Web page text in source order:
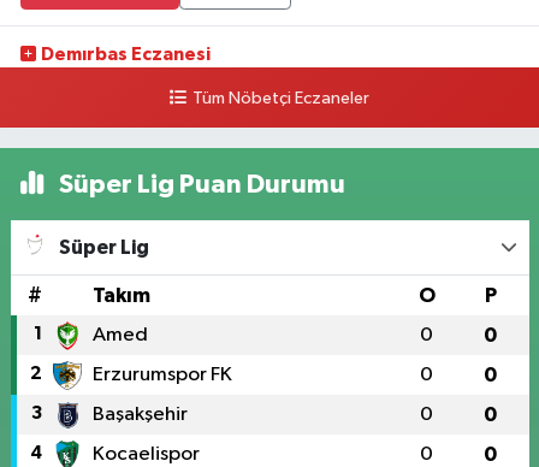
Demırbas Eczanesi
Özen Eczanesi
Ataşehir Mah. Malatya Cad. No:105
Tüm Nöbetçi Eczaneler
Süper Lig Puan Durumu
Süper Lig
# Takım O P
1 Amed 0 0
2 Erzurumspor FK 0 0
3 Başakşehir 0 0
4 Kocaelispor 0 0